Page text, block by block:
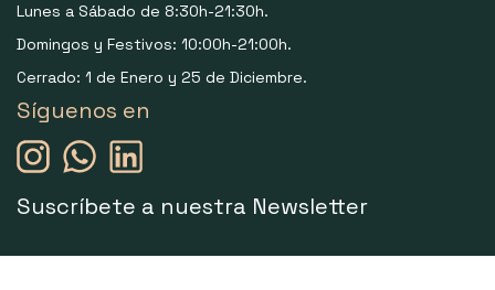
Lunes a Sábado de 8:30h-21:30h.
Domingos y Festivos: 10:00h-21:00h.
Cerrado: 1 de Enero y 25 de Diciembre.
Síguenos en
Suscríbete a nuestra Newsletter